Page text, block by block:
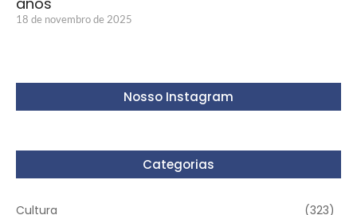
18 de novembro de 2025
Nosso Instagram
Categorias
Cultura (323)